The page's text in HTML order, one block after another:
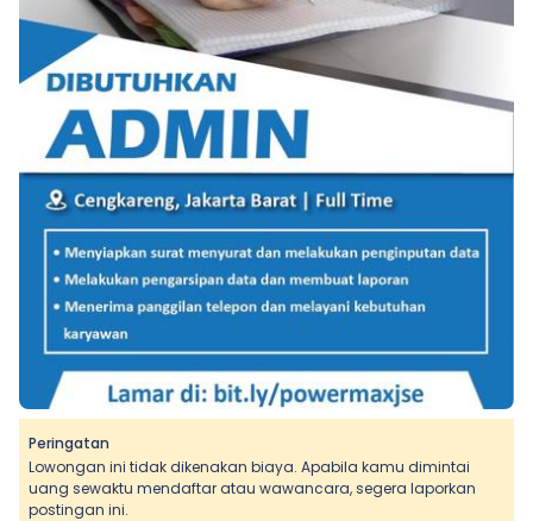
Peringatan
Lowongan ini tidak dikenakan biaya. Apabila kamu dimintai
uang sewaktu mendaftar atau wawancara, segera laporkan
postingan ini.